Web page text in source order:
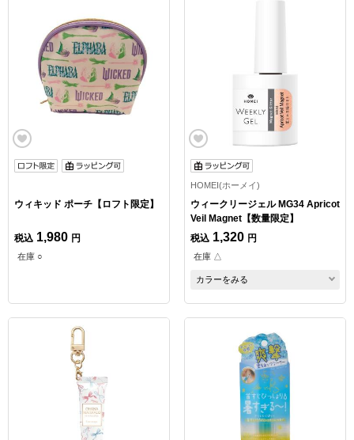
ウィキッド ポーチ【ロフト限定】
税込 1,980 円
在庫 ○
HOMEI(ホーメイ)
ウィークリージェル MG34 Apricot
Veil Magnet【数量限定】
税込 1,320 円
在庫 △
カラーをみる